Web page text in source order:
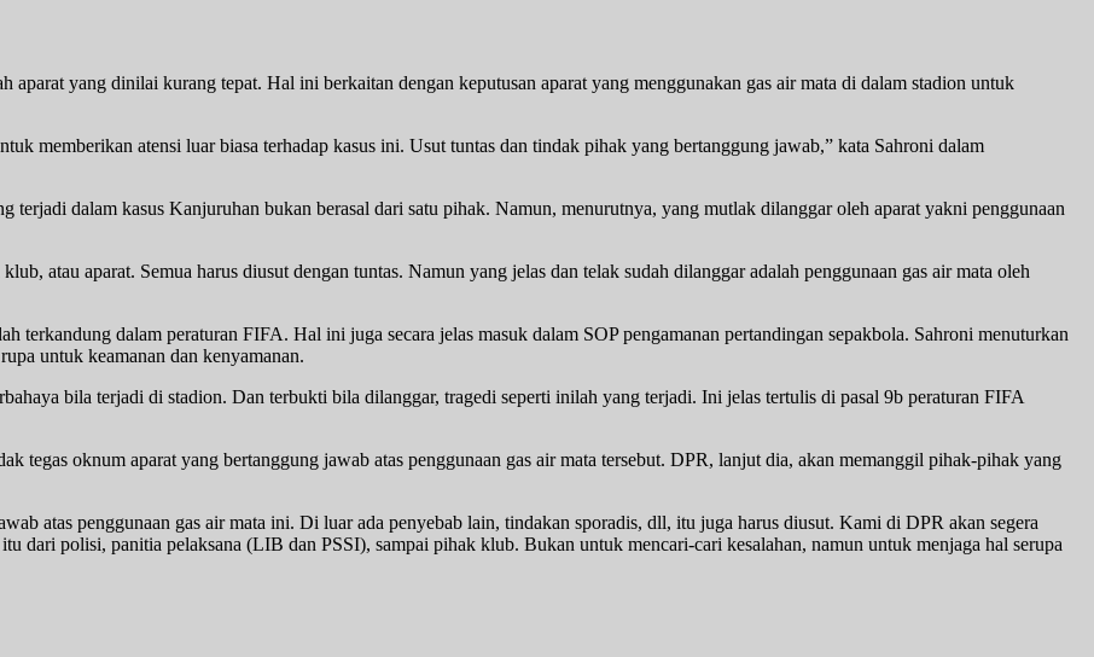
yang dinilai kurang tepat. Hal ini berkaitan dengan keputusan aparat yang menggunakan gas air mata di dalam stadion untuk
memberikan atensi luar biasa terhadap kasus ini. Usut tuntas dan tindak pihak yang bertanggung jawab,” kata Sahroni dalam
terjadi dalam kasus Kanjuruhan bukan berasal dari satu pihak. Namun, menurutnya, yang mutlak dilanggar oleh aparat yakni penggunaan
atau aparat. Semua harus diusut dengan tuntas. Namun yang jelas dan telak sudah dilanggar adalah penggunaan gas air mata oleh
terkandung dalam peraturan FIFA. Hal ini juga secara jelas masuk dalam SOP pengamanan pertandingan sepakbola. Sahroni menuturkan
untuk keamanan dan kenyamanan.
bila terjadi di stadion. Dan terbukti bila dilanggar, tragedi seperti inilah yang terjadi. Ini jelas tertulis di pasal 9b peraturan FIFA
tegas oknum aparat yang bertanggung jawab atas penggunaan gas air mata tersebut. DPR, lanjut dia, akan memanggil pihak-pihak yang
atas penggunaan gas air mata ini. Di luar ada penyebab lain, tindakan sporadis, dll, itu juga harus diusut. Kami di DPR akan segera
dari polisi, panitia pelaksana (LIB dan PSSI), sampai pihak klub. Bukan untuk mencari-cari kesalahan, namun untuk menjaga hal serupa